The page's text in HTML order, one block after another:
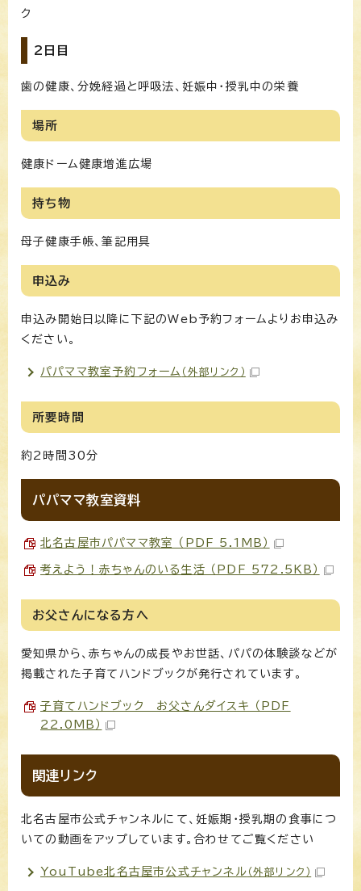
ク
2日目
歯の健康、分娩経過と呼吸法、妊娠中・授乳中の栄養
場所
健康ドーム健康増進広場
持ち物
母子健康手帳、筆記用具
申込み
申込み開始日以降に下記のWeb予約フォームよりお申込み
ください。
パパママ教室予約フォーム （外部リンク）
所要時間
約2時間30分
パパママ教室資料
北名古屋市パパママ教室 （PDF 5.1MB）
考えよう！赤ちゃんのいる生活 （PDF 572.5KB）
お父さんになる方へ
愛知県から、赤ちゃんの成長やお世話、パパの体験談などが
掲載された子育てハンドブックが発行されています。
子育てハンドブック お父さんダイスキ （PDF
22.0MB）
関連リンク
北名古屋市公式チャンネルにて、妊娠期・授乳期の食事につ
いての動画をアップしています。合わせてご覧ください
YouTube北名古屋市公式チャンネル （外部リンク）